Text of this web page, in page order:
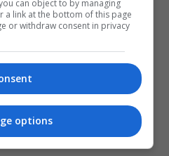
can object to by managing
link at the bottom of this page
or withdraw consent in privacy
options